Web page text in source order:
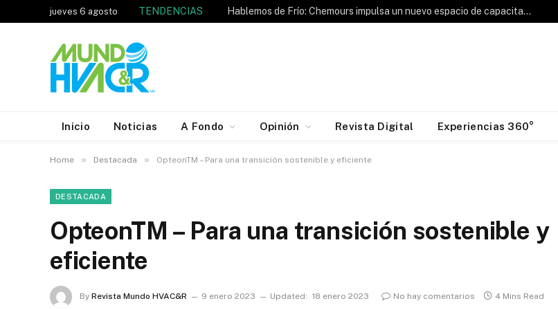
jueves 6 agosto TENDENCIAS Hablemos de Frío: Chemours impulsa un nuevo espacio de capacitación para la industria HVAC&R
Inicio Noticias A Fondo Opinión Revista Digital Experiencias 360°
Home » Destacada » OpteonTM – Para una transición sostenible y eficiente
DESTACADA
OpteonTM – Para una transición sostenible y
eficiente
By Revista Mundo HVAC&R 9 enero 2023 Updated: 18 enero 2023 No hay comentarios 4 Mins Read